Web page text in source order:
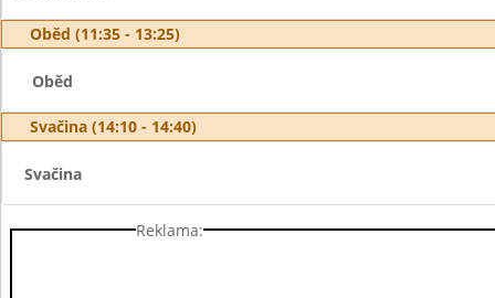
Oběd (11:35 - 13:25)
Oběd
Svačina (14:10 - 14:40)
Svačina
Reklama: